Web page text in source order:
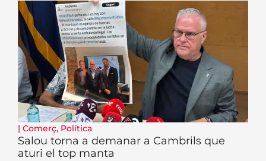
| Comerç, Política
Salou torna a demanar a Cambrils que
aturi el top manta